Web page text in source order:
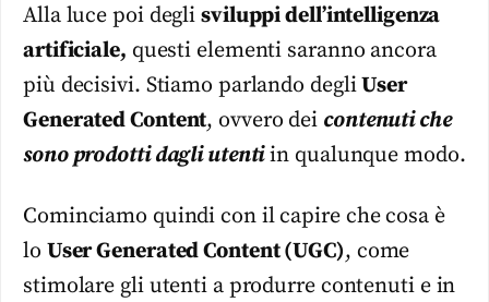
Alla luce poi degli sviluppi dell’intelligenza
artificiale, questi elementi saranno ancora
più decisivi. Stiamo parlando degliUser
Generated Content, ovvero dei contenuti che
sono prodotti dagli utentiin qualunque modo.
Cominciamo quindi con il capire che cosa è
lo User Generated Content (UGC), come
stimolare gli utenti a produrre contenuti e in